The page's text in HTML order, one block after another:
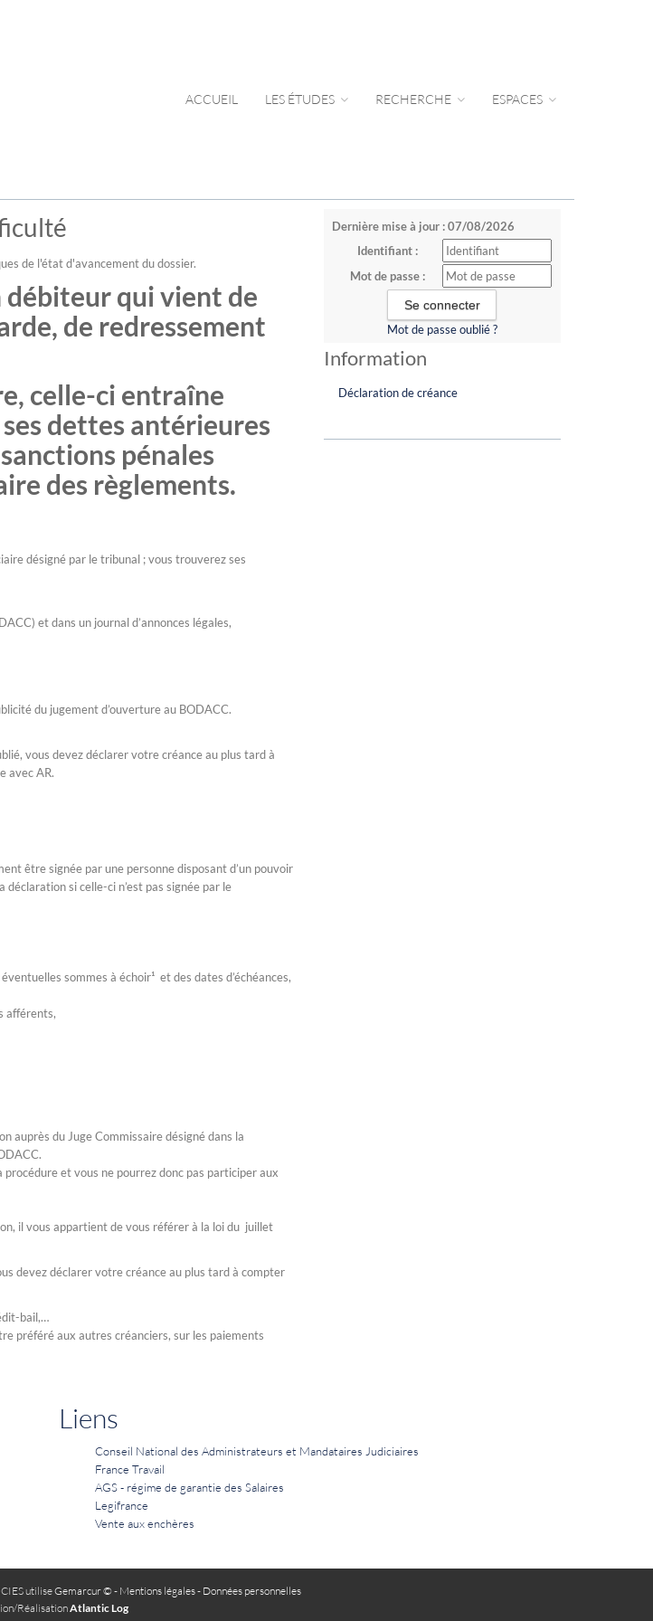
ACCUEIL LES ÉTUDES RECHERCHE ESPACES
Dernière mise à jour : 07/08/2026
Identifiant :
Mot de passe :
Mot de passe oublié ?
Information
Déclaration de créance
de l'état d'avancement du dossier.
débiteur qui vient de
de redressement
celle-ci entraîne
dettes antérieures
pénales
des règlements.
désigné par le tribunal ; vous trouverez ses
et dans un journal d’annonces légales,
du jugement d’ouverture au BODACC.
vous devez déclarer votre créance au plus tard à
avec AR.
être signée par une personne disposant d’un pouvoir
si celle-ci n’est pas signée par le
sommes à échoir¹ et des dates d’échéances,
afférents,
auprès du Juge Commissaire désigné dans la
et vous ne pourrez donc pas participer aux
il vous appartient de vous référer à la loi du juillet
devez déclarer votre créance au plus tard à compter
bail,…
préféré aux autres créanciers, sur les paiements
Liens
Conseil National des Administrateurs et Mandataires Judiciaires
France Travail
AGS - régime de garantie des Salaires
Legifrance
Vente aux enchères
utiliseGemarcur © - Mentions légales- Données personnelles
RéalisationAtlantic Log